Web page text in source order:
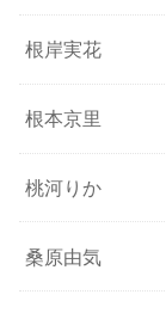
根岸実花
根本京里
桃河りか
桑原由気